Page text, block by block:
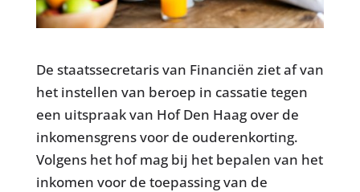
De staatssecretaris van Financiën ziet af van
het instellen van beroep in cassatie tegen
een uitspraak van Hof Den Haag over de
inkomensgrens voor de ouderenkorting.
Volgens het hof mag bij het bepalen van het
inkomen voor de toepassing van de